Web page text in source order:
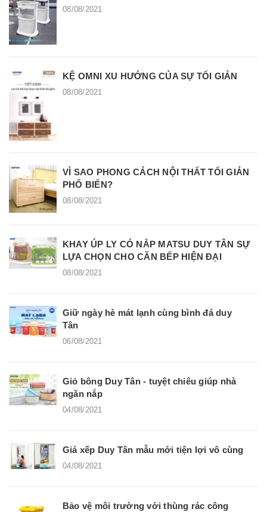
08/08/2021
KỆ OMNI XU HƯỚNG CỦA SỰ TỐI GIẢN
08/08/2021
VÌ SAO PHONG CÁCH NỘI THẤT TỐI GIẢN
PHỔ BIẾN?
08/08/2021
KHAY ÚP LY CÓ NẮP MATSU DUY TÂN SỰ
LỰA CHỌN CHO CĂN BẾP HIỆN ĐẠI
08/08/2021
Giữ ngày hè mát lạnh cùng bình đá duy
Tân
06/08/2021
Giỏ bông Duy Tân - tuyệt chiêu giúp nhà
ngăn nắp
04/08/2021
Giá xếp Duy Tân mẫu mới tiện lợi vô cùng
04/08/2021
Bảo vệ môi trường với thùng rác công